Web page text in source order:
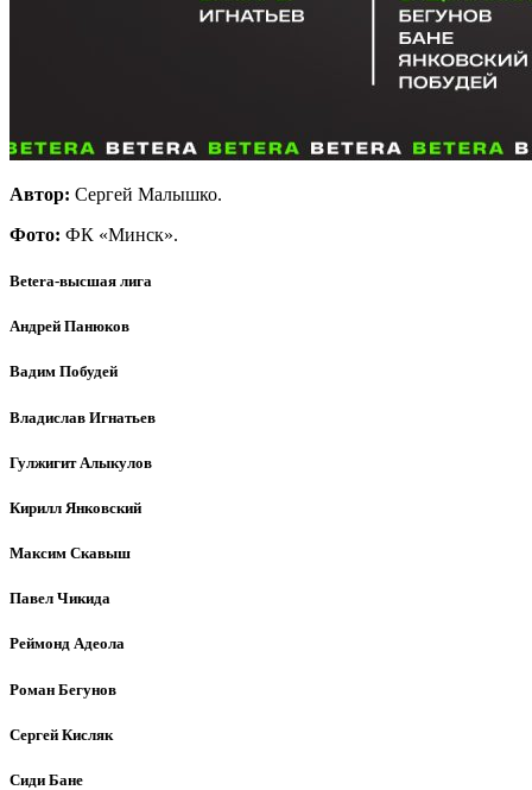
Автор: Сергей Малышко.
Фото: ФК «Минск».
Betera-высшая лига
Андрей Панюков
Вадим Побудей
Владислав Игнатьев
Гулжигит Алыкулов
Кирилл Янковский
Максим Скавыш
Павел Чикида
Реймонд Адеола
Роман Бегунов
Сергей Кисляк
Сиди Бане